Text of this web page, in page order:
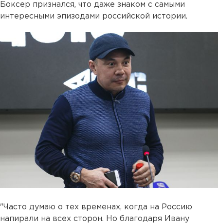
Боксер признался, что даже знаком с самыми
интересными эпизодами российской истории.
"Часто думаю о тех временах, когда на Россию
напирали на всех сторон. Но благодаря Ивану